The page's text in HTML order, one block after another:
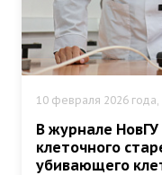
10 февраля 2026 года,
В журнале НовГУ
клеточного
убивающего